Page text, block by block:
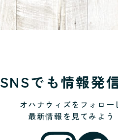
SNSでも情報発
オハナウィズをフォロー
最新情報を見てみよう